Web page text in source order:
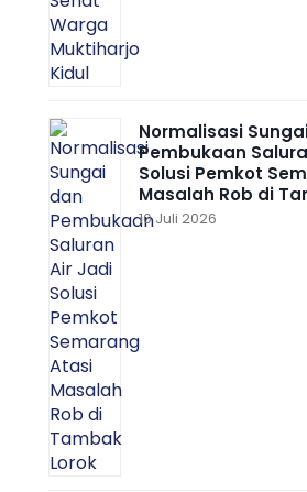
Normalisasi
Pembukaan
Solusi Pemkot
Masalah Rob di
10 Juli 2026